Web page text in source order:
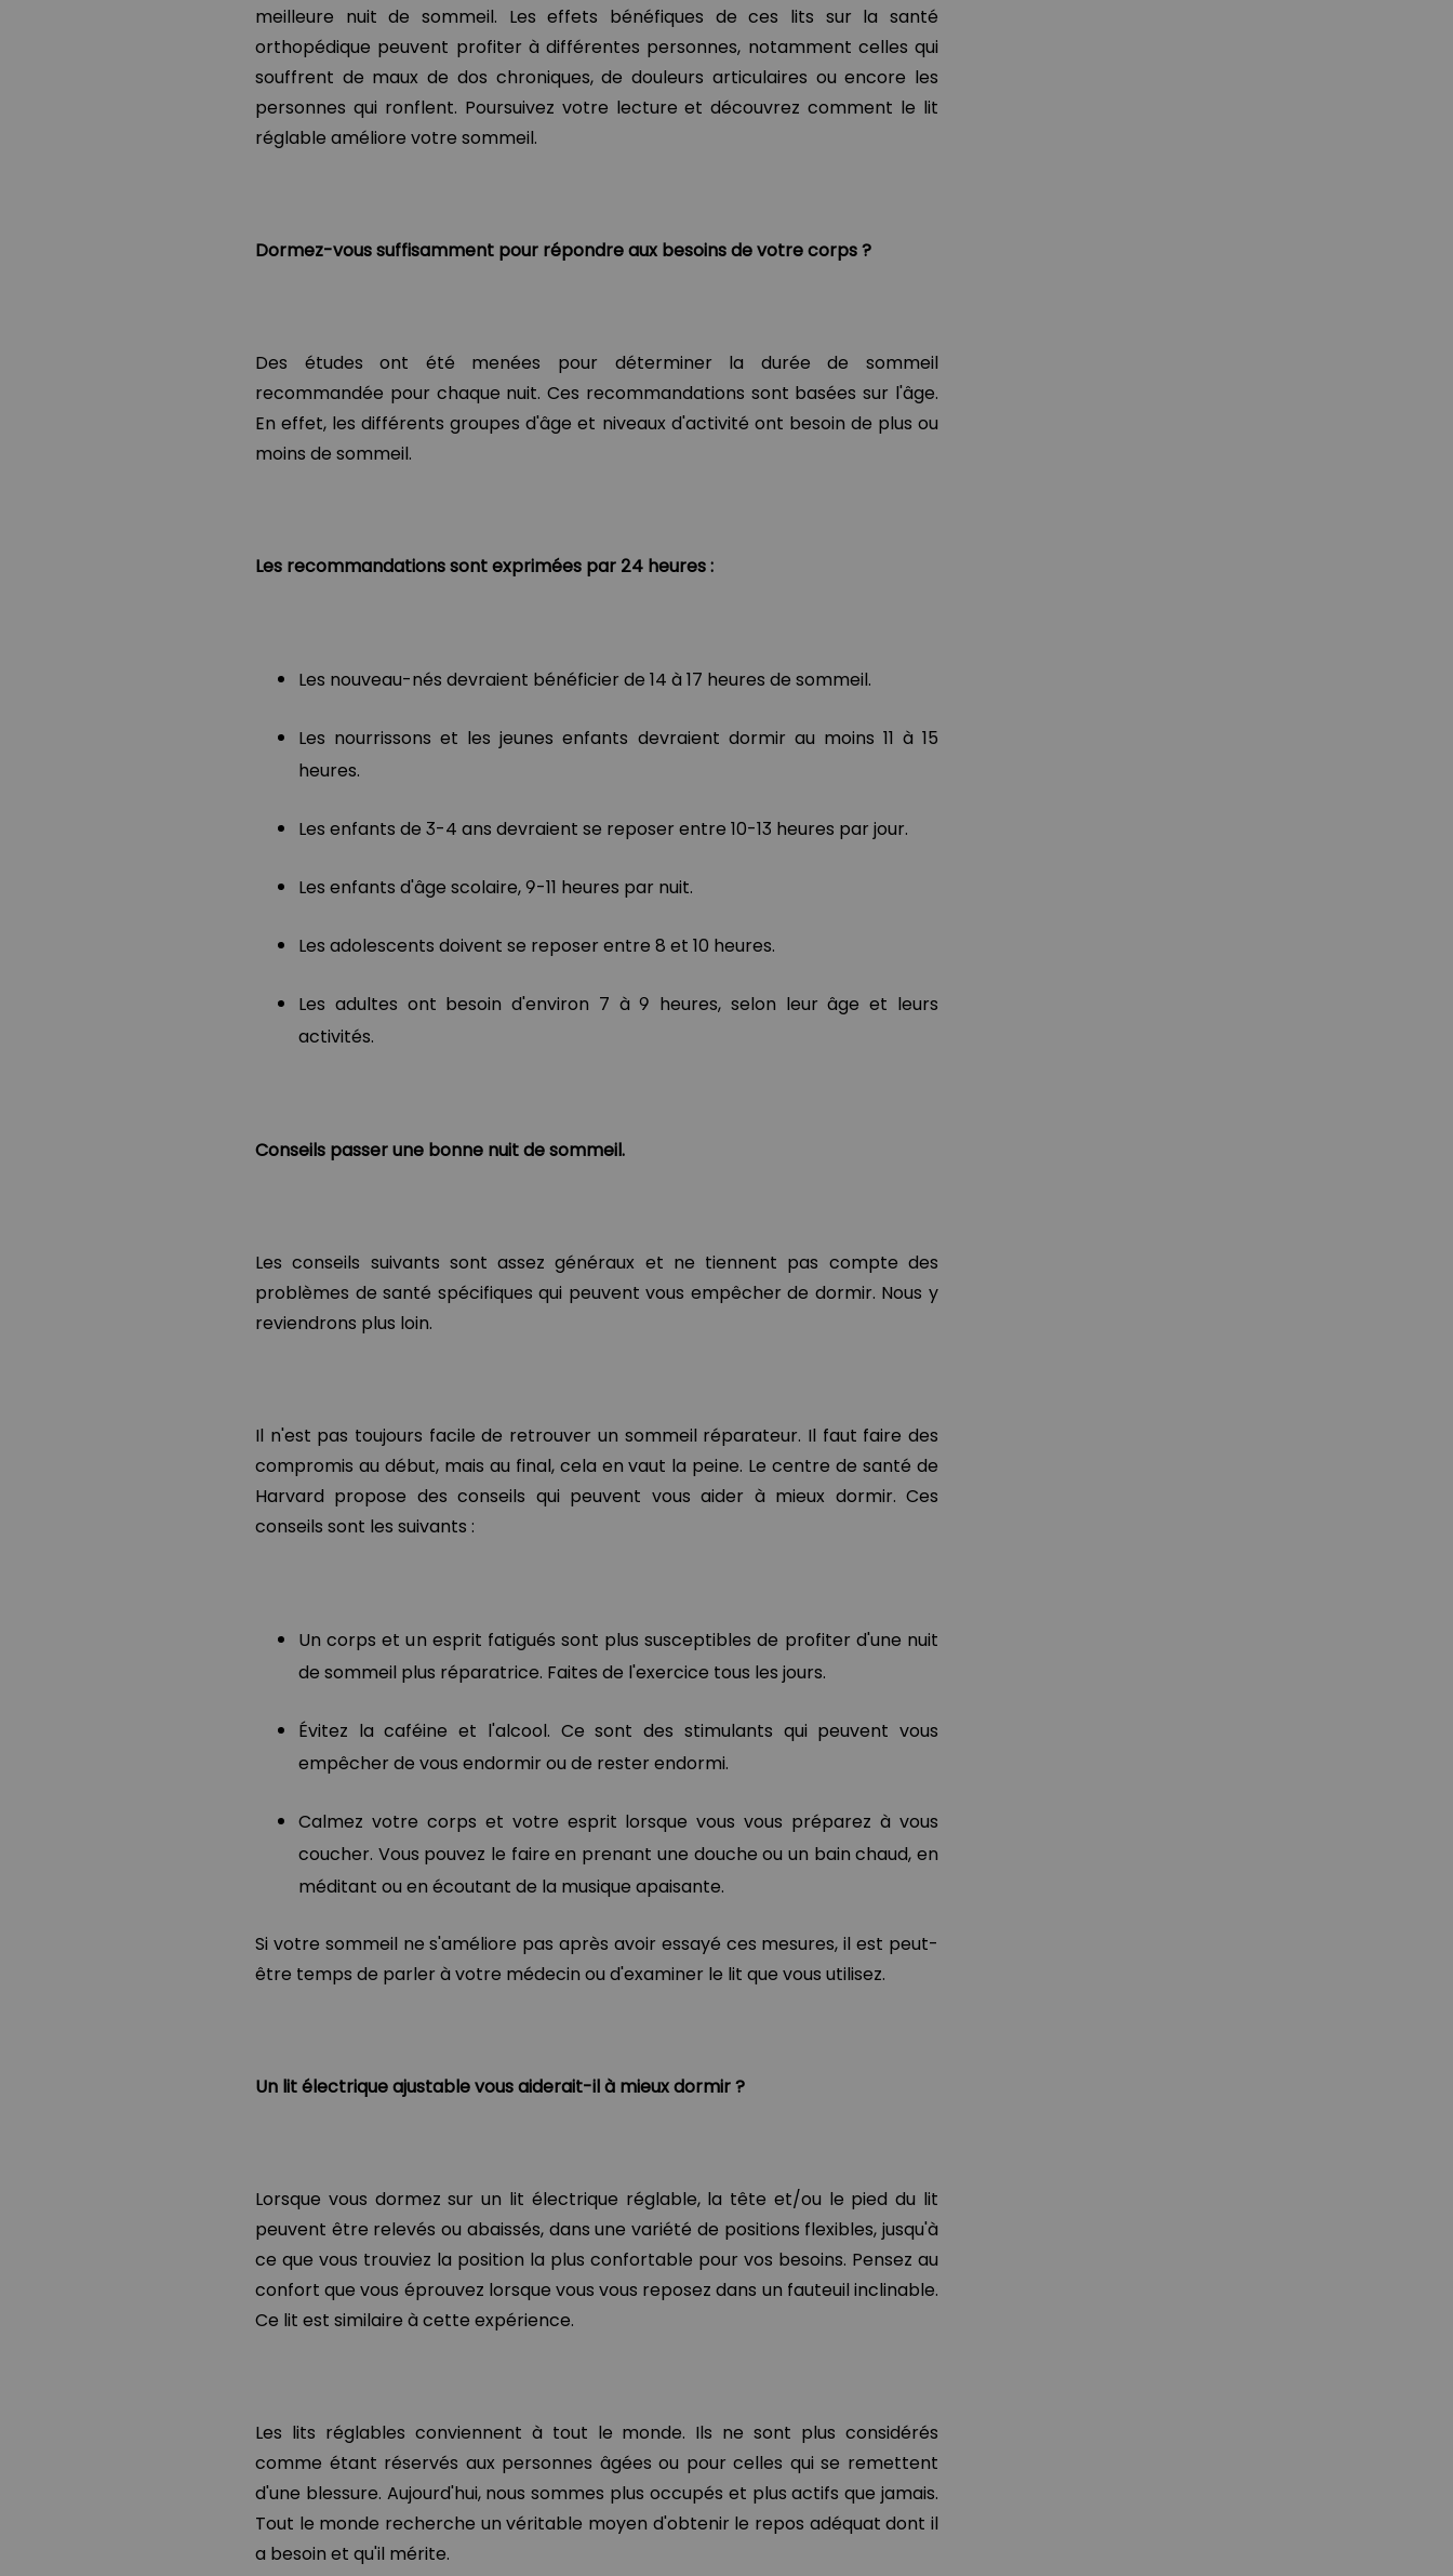
meilleure nuit de sommeil. Les effets bénéfiques de ces lits sur la santé
orthopédique peuvent profiter à différentes personnes, notamment celles qui
souffrent de maux de dos chroniques, de douleurs articulaires ou encore les
personnes qui ronflent. Poursuivez votre lecture et découvrez comment le lit
réglable améliore votre sommeil.
Dormez-vous suffisamment pour répondre aux besoins de votre corps ?
Des études ont été menées pour déterminer la durée de sommeil
recommandée pour chaque nuit. Ces recommandations sont basées sur l'âge.
En effet, les différents groupes d'âge et niveaux d'activité ont besoin de plus ou
moins de sommeil.
Les recommandations sont exprimées par 24 heures :
Les nouveau-nés devraient bénéficier de 14 à 17 heures de sommeil.
Les nourrissons et les jeunes enfants devraient dormir au moins 11 à 15
heures.
Les enfants de 3-4 ans devraient se reposer entre 10-13 heures par jour.
Les enfants d'âge scolaire, 9-11 heures par nuit.
Les adolescents doivent se reposer entre 8 et 10 heures.
Les adultes ont besoin d'environ 7 à 9 heures, selon leur âge et leurs
activités.
Conseils passer une bonne nuit de sommeil.
Les conseils suivants sont assez généraux et ne tiennent pas compte des
problèmes de santé spécifiques qui peuvent vous empêcher de dormir. Nous y
reviendrons plus loin.
Il n'est pas toujours facile de retrouver un sommeil réparateur. Il faut faire des
compromis au début, mais au final, cela en vaut la peine. Le centre de santé de
Harvard propose des conseils qui peuvent vous aider à mieux dormir. Ces
conseils sont les suivants :
Un corps et un esprit fatigués sont plus susceptibles de profiter d'une nuit
de sommeil plus réparatrice. Faites de l'exercice tous les jours.
Évitez la caféine et l'alcool. Ce sont des stimulants qui peuvent vous
empêcher de vous endormir ou de rester endormi.
Calmez votre corps et votre esprit lorsque vous vous préparez à vous
coucher. Vous pouvez le faire en prenant une douche ou un bain chaud, en
méditant ou en écoutant de la musique apaisante.
Si votre sommeil ne s'améliore pas après avoir essayé ces mesures, il est peut-
être temps de parler à votre médecin ou d'examiner le lit que vous utilisez.
Un lit électrique ajustable vous aiderait-il à mieux dormir ?
Lorsque vous dormez sur un lit électrique réglable, la tête et/ou le pied du lit
peuvent être relevés ou abaissés, dans une variété de positions flexibles, jusqu'à
ce que vous trouviez la position la plus confortable pour vos besoins. Pensez au
confort que vous éprouvez lorsque vous vous reposez dans un fauteuil inclinable.
Ce lit est similaire à cette expérience.
Les lits réglables conviennent à tout le monde. Ils ne sont plus considérés
comme étant réservés aux personnes âgées ou pour celles qui se remettent
d'une blessure. Aujourd'hui, nous sommes plus occupés et plus actifs que jamais.
Tout le monde recherche un véritable moyen d'obtenir le repos adéquat dont il
a besoin et qu'il mérite.